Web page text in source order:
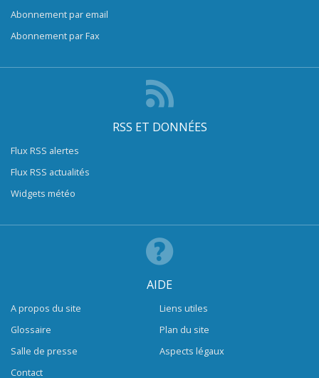
Abonnement par email
Abonnement par Fax
RSS ET DONNÉES
Flux RSS alertes
Flux RSS actualités
Widgets météo
AIDE
A propos du site
Glossaire
Salle de presse
Contact
Liens utiles
Plan du site
Aspects légaux